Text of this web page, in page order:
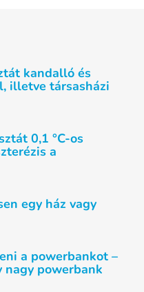
kandalló és
illetve társasházi
0,1 °C-os
a
egy ház vagy
a powerbankot –
powerbank